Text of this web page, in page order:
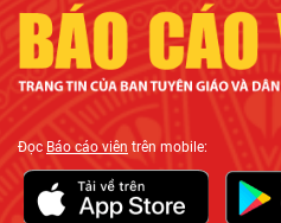
ĐọcBáo cáo viên trên mobile: